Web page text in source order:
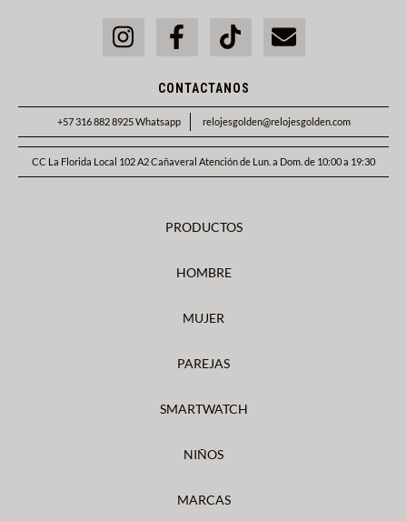
CONTACTANOS
+57 316 882 8925 Whatsapp relojesgolden@relojesgolden.com
CC La Florida Local 102 A2 Cañaveral Atención de Lun. a Dom. de 10:00 a 19:30
PRODUCTOS
HOMBRE
MUJER
PAREJAS
SMARTWATCH
NIÑOS
MARCAS